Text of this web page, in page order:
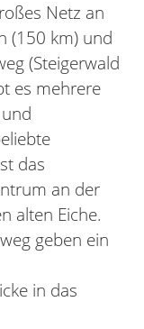
Netz an
(150 km) und
(Steigerwald
es mehrere
das
an der
alten Eiche.
geben ein
in das